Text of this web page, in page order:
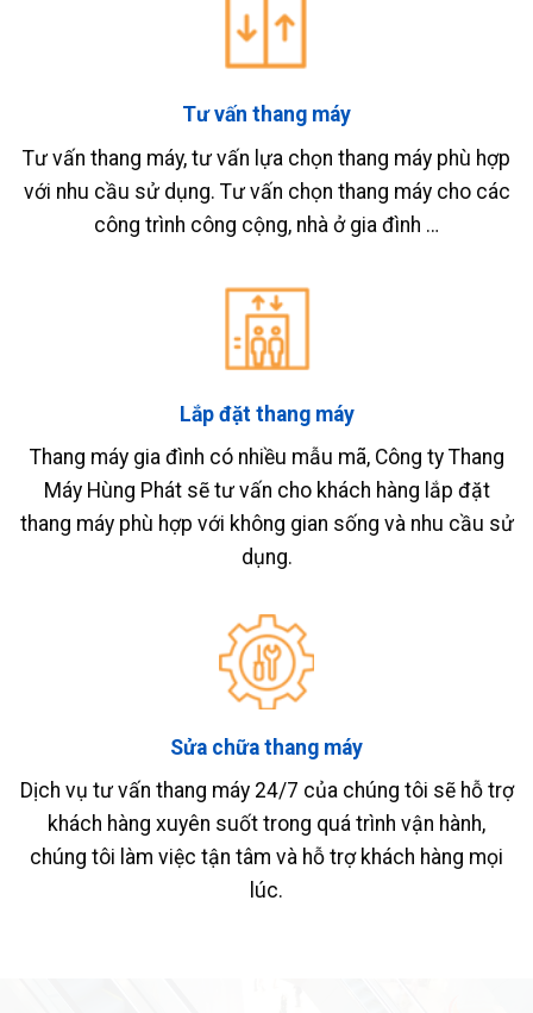
Tư vấn thang máy
Tư vấn thang máy, tư vấn lựa chọn thang máy phù hợp
với nhu cầu sử dụng. Tư vấn chọn thang máy cho các
công trình công cộng, nhà ở gia đình …
Lắp đặt thang máy
Thang máy gia đình có nhiều mẫu mã, Công ty Thang
Máy Hùng Phát sẽ tư vấn cho khách hàng lắp đặt
thang máy phù hợp với không gian sống và nhu cầu sử
dụng.
Sửa chữa thang máy
Dịch vụ tư vấn thang máy 24/7 của chúng tôi sẽ hỗ trợ
khách hàng xuyên suốt trong quá trình vận hành,
chúng tôi làm việc tận tâm và hỗ trợ khách hàng mọi
lúc.